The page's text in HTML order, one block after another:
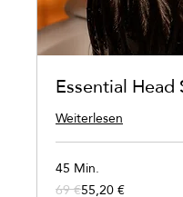
Essential Head
Weiterlesen
45 Min.
69
Euro
69 €55,20 €